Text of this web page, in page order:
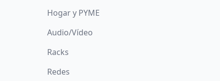
Hogar y PYME
Audio/Vídeo
Racks
Redes